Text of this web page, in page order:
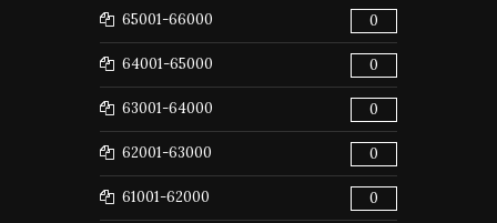
65001-66000 0
64001-65000 0
63001-64000 0
62001-63000 0
61001-62000 0